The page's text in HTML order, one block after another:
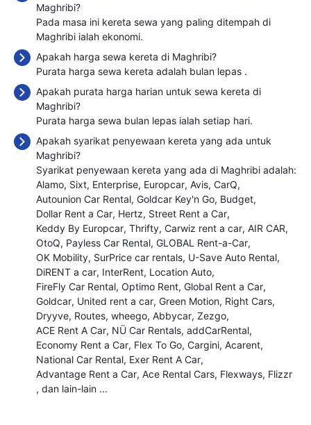
Maghribi?
Pada masa ini kereta sewa yang paling ditempah di
Maghribi ialah ekonomi.
Apakah harga sewa kereta di Maghribi?
Purata harga sewa kereta adalah bulan lepas .
Apakah purata harga harian untuk sewa kereta di
Maghribi?
Purata harga sewa bulan lepas ialah setiap hari.
Apakah syarikat penyewaan kereta yang ada untuk
Maghribi?
Syarikat penyewaan kereta yang ada di Maghribi adalah:
Alamo Sixt Enterprise Europcar Avis CarQ
Autounion Car Rental Goldcar Key'n Go Budget
Dollar Rent a Car Hertz Street Rent a Car
Keddy By Europcar Thrifty Carwiz rent a car AIR CAR
OtoQ Payless Car Rental GLOBAL Rent-a-Car
OK Mobility SurPrice car rentals U-Save Auto Rental
DiRENT a car InterRent Location Auto
FireFly Car Rental Optimo Rent Global Rent a Car
Goldcar United rent a car Green Motion Right Cars
Dryyve Routes wheego Abbycar Zezgo
ACE Rent A Car NÜ Car Rentals addCarRental
Economy Rent a Car Flex To Go Cargini Acarent
National Car Rental Exer Rent A Car
Advantage Rent a Car Ace Rental Cars Flexways Flizzr
, dan lain-lain ...